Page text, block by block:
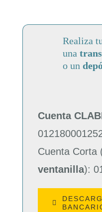
Realiza
una
o un
Cuenta
Cuenta Corta
ventanilla):